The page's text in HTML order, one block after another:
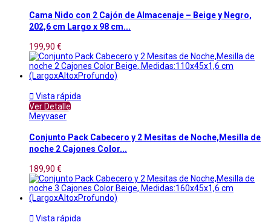
Cama Nido con 2 Cajón de Almacenaje – Beige y Negro,
202,6 cm Largo x 98 cm...
199,90 €
 Vista rápida
Ver Detalle
Meyvaser
Conjunto Pack Cabecero y 2 Mesitas de Noche,Mesilla de
noche 2 Cajones Color...
189,90 €
 Vista rápida